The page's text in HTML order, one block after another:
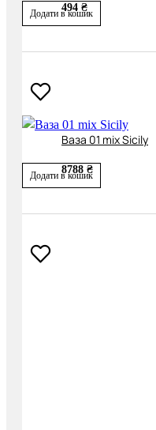
494 ₴
Додати в кошик
Ваза 01 mix Sicily
8788 ₴
Додати в кошик